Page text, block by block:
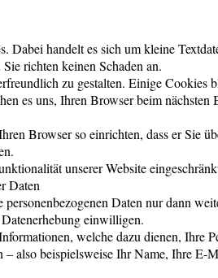
Dabei handelt es sich um kleine
richten keinen Schaden an.
zu gestalten. Einige Cookies
es uns, Ihren Browser beim nächsten
Browser so einrichten, dass er Sie
unserer Website
Daten
Daten nur dann
einwilligen.
welche dazu dienen, Ihre
also beispielsweise Ihr Name, Ihre E-